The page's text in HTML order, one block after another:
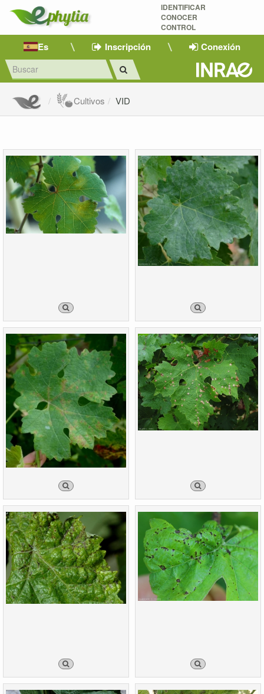
IDENTIFICAR
CONOCER
CONTROL
Es Inscripción Conexión
Cultivos VID